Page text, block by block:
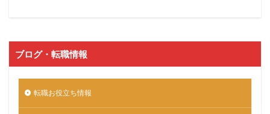
ブログ・転職情報
転職お役立ち情報